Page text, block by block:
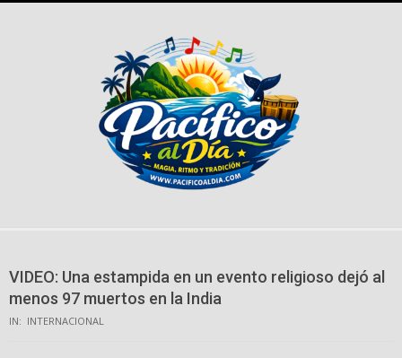
VIDEO: Una estampida en un evento religioso dejó al
menos 97 muertos en la India
IN: INTERNACIONAL